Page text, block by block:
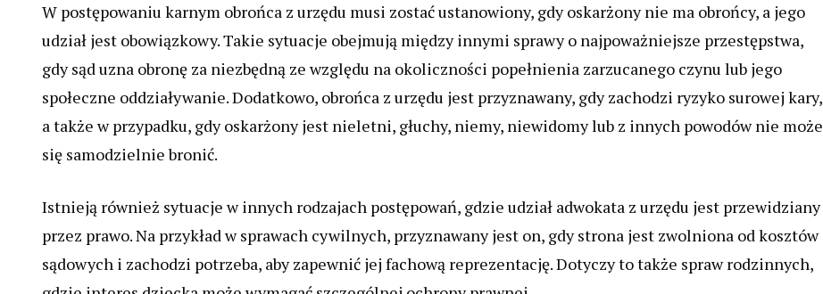
W postępowaniu karnym obrońca z urzędu musi zostać ustanowiony, gdy oskarżony nie ma obrońcy, a jego
udział jest obowiązkowy. Takie sytuacje obejmują między innymi sprawy o najpoważniejsze przestępstwa,
gdy sąd uzna obronę za niezbędną ze względu na okoliczności popełnienia zarzucanego czynu lub jego
społeczne oddziaływanie. Dodatkowo, obrońca z urzędu jest przyznawany, gdy zachodzi ryzyko surowej kary,
a także w przypadku, gdy oskarżony jest nieletni, głuchy, niemy, niewidomy lub z innych powodów nie może
się samodzielnie bronić.
Istnieją również sytuacje w innych rodzajach postępowań, gdzie udział adwokata z urzędu jest przewidziany
przez prawo. Na przykład w sprawach cywilnych, przyznawany jest on, gdy strona jest zwolniona od kosztów
sądowych i zachodzi potrzeba, aby zapewnić jej fachową reprezentację. Dotyczy to także spraw rodzinnych,